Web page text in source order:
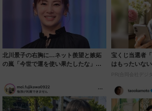
北川景子の右胸に…ネット羨望と嫉妬
の嵐「今世で運を使い果たしたな」
宝くじ当選者
はもったいない
PR(合同会社デジ